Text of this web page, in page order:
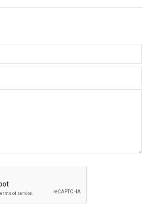
NA TÉMA PODZIM
NA TÉMA ZIMA
ZÁŘÍ DO ČERVNA